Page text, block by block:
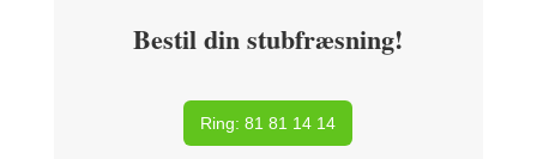
Bestil din stubfræsning!
Ring: 81 81 14 14